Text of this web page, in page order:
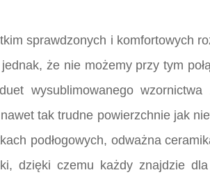
sprawdzonych i komfortowych
że nie możemy przy tym
wysublimowanego
tak trudne powierzchnie jak
podłogowych, odważna
dzięki czemu każdy znajdzie